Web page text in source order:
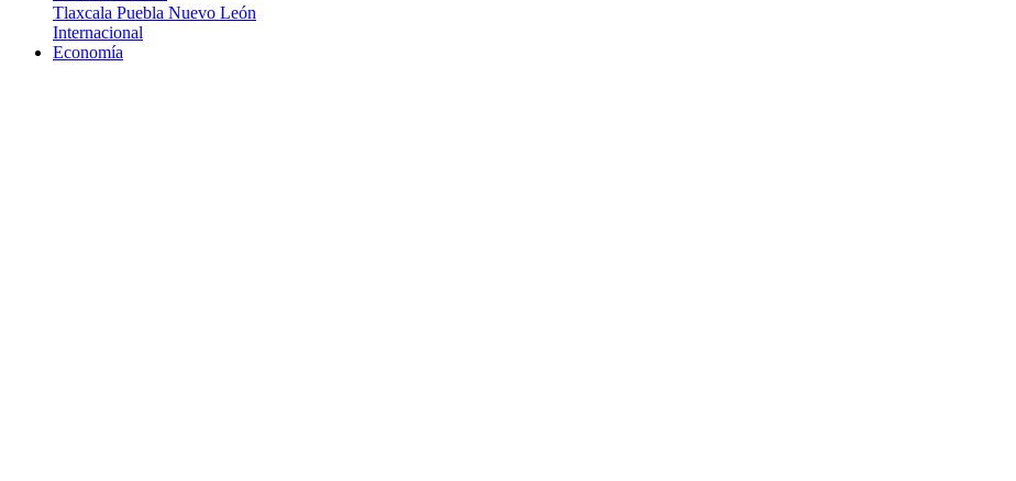
Tlaxcala Puebla Nuevo León
Internacional
Economía